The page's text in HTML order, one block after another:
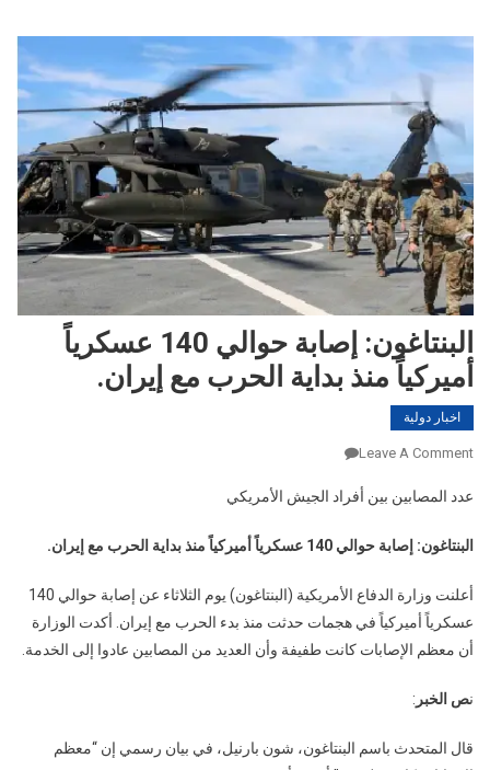
البنتاغون: إصابة حوالي 140 عسكرياً
أميركياً منذ بداية الحرب مع إيران.
اخبار دولية
Leave A Comment
إصابة
140
أميركياً
منذ
بداية
عدد المصابين بين أفراد الجيش الأمريكي
البنتاغون: إصابة حوالي 140 عسكرياً أميركياً منذ بداية الحرب مع إيران.
أعلنت وزارة الدفاع الأمريكية (البنتاغون) يوم الثلاثاء عن إصابة حوالي 140
عسكرياً أميركياً في هجمات حدثت منذ بدء الحرب مع إيران. أكدت الوزارة
أن معظم الإصابات كانت طفيفة وأن العديد من المصابين عادوا إلى الخدمة.
نص الخبر :
قال المتحدث باسم البنتاغون، شون بارنيل، في بيان رسمي إن “معظم